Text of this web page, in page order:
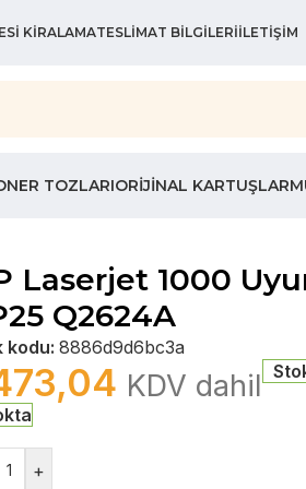
KIRALAMATESLIMAT BILGILERIİLETIŞIM
TOZLARIORIJINAL KARTUŞLAR
Laserjet 1000
Q2624A
kodu:8886d9d6bc3a
KDV dahil
+